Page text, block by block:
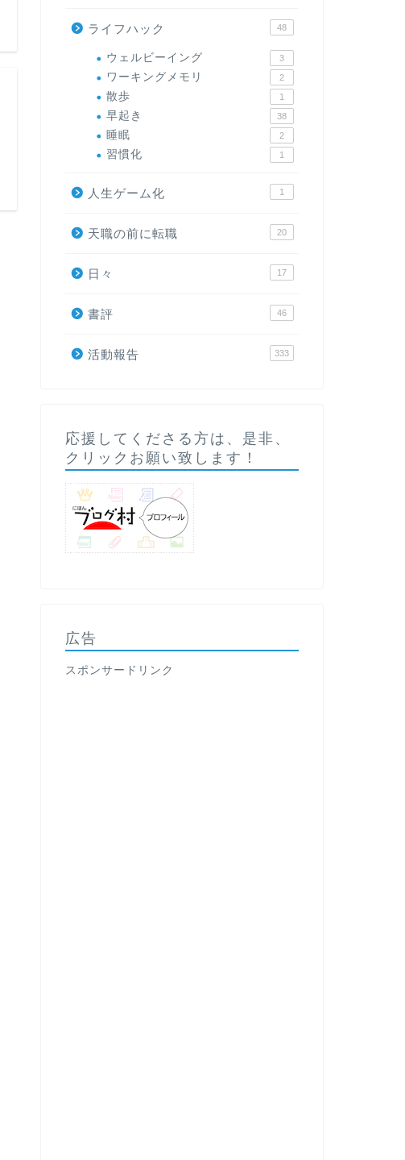
ライフハック 48
ウェルビーイング 3
ワーキングメモリ 2
散歩 1
早起き 38
睡眠 2
習慣化 1
人生ゲーム化 1
天職の前に転職 20
日々 17
書評 46
活動報告 333
応援してくださる方は、是非、
クリックお願い致します！
広告
スポンサードリンク